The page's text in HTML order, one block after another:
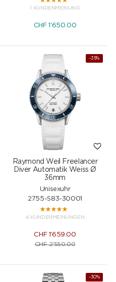
1 KUNDENMEINUNG
CHF1'650.00
-35%
Raymond Weil Freelancer
Diver Automatik Weiss Ø
36mm
Unisexuhr
2755-S83-30001
4 KUNDENMEINUNGEN
CHF1'659.00
CHF2'550.00
-30%